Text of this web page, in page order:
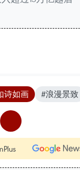
诗如画 #浪漫景致